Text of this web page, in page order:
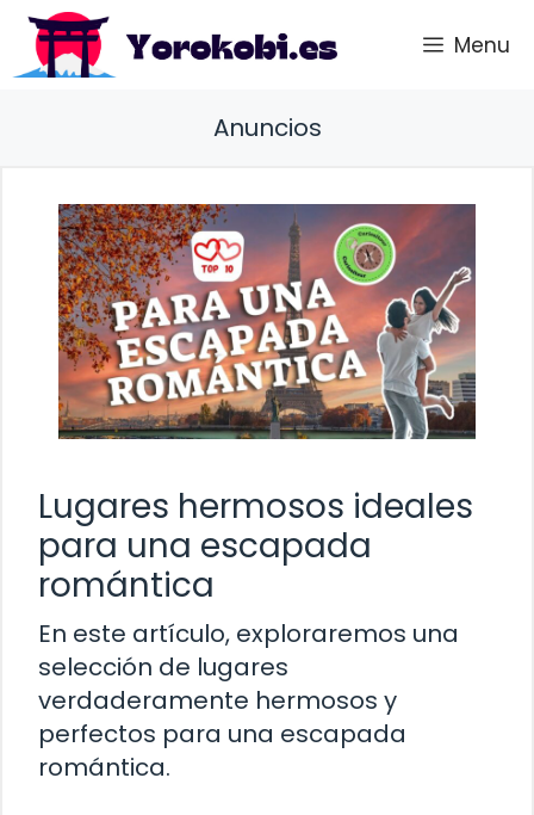
Saltar
contenido
Menu
Anuncios
Lugares hermosos ideales
para una escapada
romántica
En este artículo, exploraremos una
selección de lugares
verdaderamente hermosos y
perfectos para una escapada
romántica.